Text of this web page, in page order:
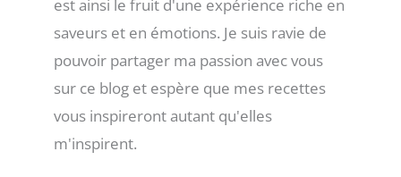
est ainsi le fruit d'une expérience riche en
saveurs et en émotions. Je suis ravie de
pouvoir partager ma passion avec vous
sur ce blog et espère que mes recettes
vous inspireront autant qu'elles
m'inspirent.